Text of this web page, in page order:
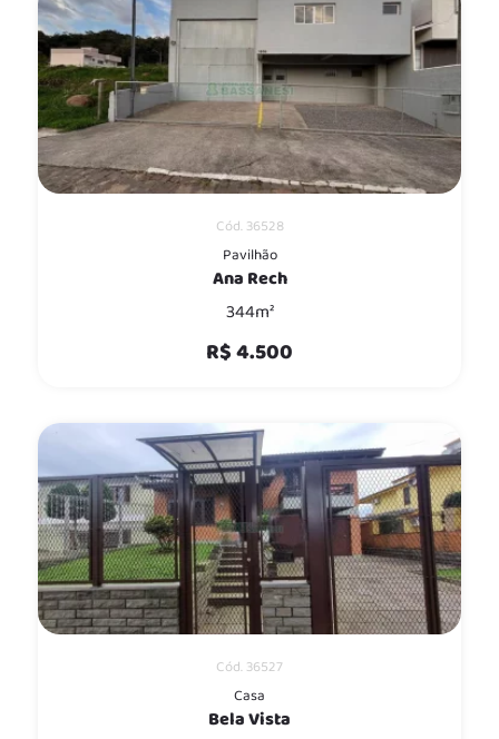
Cód. 36528
Pavilhão
Ana Rech
344m²
R$ 4.500
Cód. 36527
Casa
Bela Vista